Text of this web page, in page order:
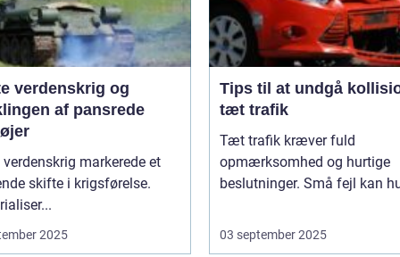
verdenskrig og
af pansrede
verdenskrig markerede et
skifte i krigsførelse.
2025
Tips til at undgå
tæt trafik
Tæt trafik kræver fuld
opmærksomhed og hurtige
beslutninger. Små fejl kan
03 september 2025